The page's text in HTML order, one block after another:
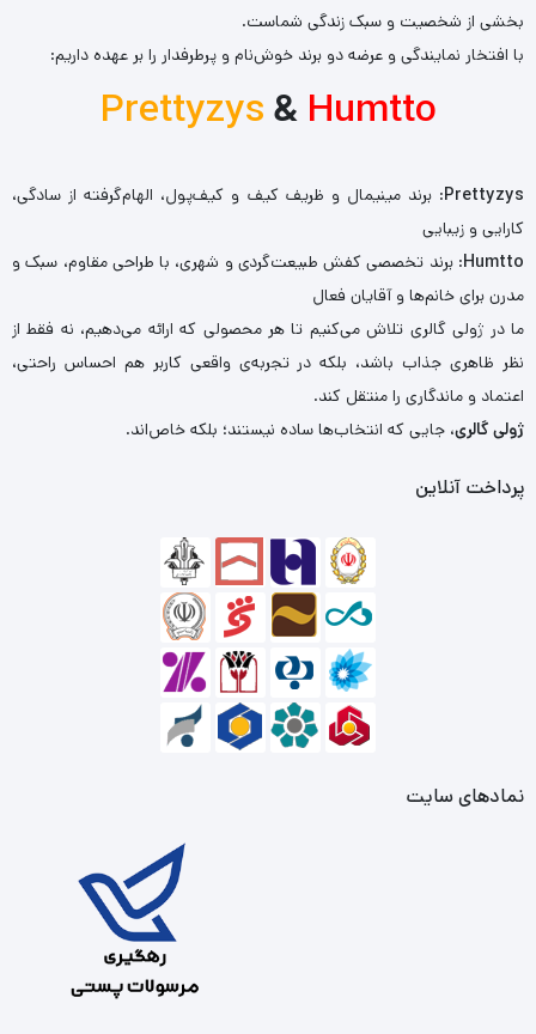
بخشی از شخصیت و سبک زندگی شماست.
با افتخار نمایندگی و عرضه دو برند خوش‌نام و پرطرفدار را بر عهده داریم:
Prettyzys& Humtto
Prettyzys: برند مینیمال و ظریف کیف و کیف‌پول، الهام‌گرفته از سادگی،
کارایی و زیبایی
Humtto: برند تخصصی کفش طبیعت‌گردی و شهری، با طراحی مقاوم، سبک و
مدرن برای خانم‌ها و آقایان فعال
ما در ژولی گالری تلاش می‌کنیم تا هر محصولی که ارائه می‌دهیم، نه فقط از
نظر ظاهری جذاب باشد، بلکه در تجربه‌ی واقعی کاربر هم احساس راحتی،
اعتماد و ماندگاری را منتقل کند.
ژولی گالری، جایی که انتخاب‌ها ساده نیستند؛ بلکه خاص‌اند.
پرداخت آنلاین
نمادهای سایت